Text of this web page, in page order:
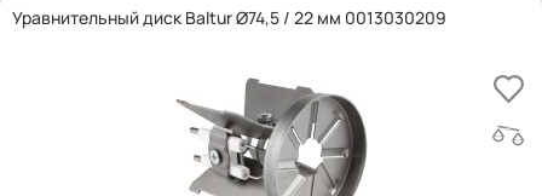
Уравнительный диск Baltur Ø74,5 / 22 мм 0013030209